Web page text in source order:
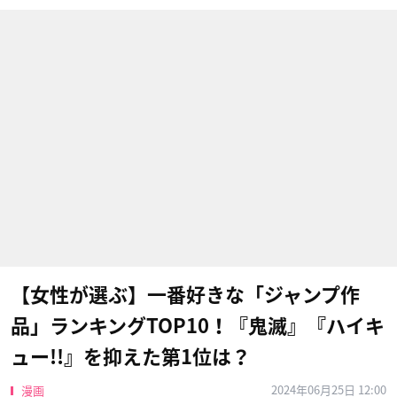
【女性が選ぶ】一番好きな「ジャンプ作
品」ランキングTOP10！『鬼滅』『ハイキ
ュー!!』を抑えた第1位は？
漫画 2024年06月25日 12:00